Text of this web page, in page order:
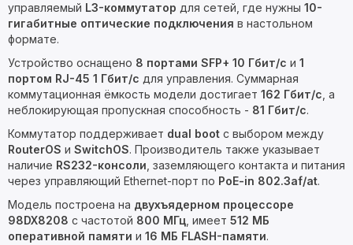
управляемый L3-коммутатор для сетей, где нужны 10-
гигабитные оптические подключения в настольном
формате.
Устройство оснащено 8 портами SFP+ 10 Гбит/с и 1
портом RJ-45 1 Гбит/с для управления. Суммарная
коммутационная ёмкость модели достигает 162 Гбит/с , а
неблокирующая пропускная способность - 81 Гбит/с.
Коммутатор поддерживает dual boot с выбором между
RouterOS и SwitchOS. Производитель также указывает
наличие RS232-консоли , заземляющего контакта и питания
через управляющий Ethernet-порт по PoE-in 802.3af/at.
Модель построена на двухъядерном процессоре
98DX8208 с частотой 800 МГц , имеет 512 МБ
оперативной памяти и 16 МБ FLASH-памяти.